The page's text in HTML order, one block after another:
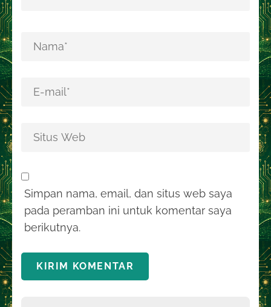
Simpan nama, email, dan situs web saya
pada peramban ini untuk komentar saya
berikutnya.